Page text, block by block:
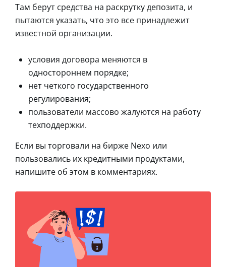
Там берут средства на раскрутку депозита, и
пытаются указать, что это все принадлежит
известной организации.
условия договора меняются в
одностороннем порядке;
нет четкого государственного
регулирования;
пользователи массово жалуются на работу
техподдержки.
Если вы торговали на бирже Nexo или
пользовались их кредитными продуктами,
напишите об этом в комментариях.